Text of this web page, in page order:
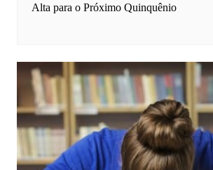
Alta para o Próximo Quinquênio